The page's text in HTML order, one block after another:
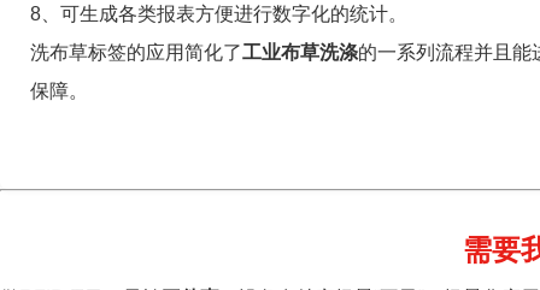
8、可生成各类报表方便进行数字化的统计。
洗布草标签的应用简化了工业布草洗涤的一系列流程并且能
保障。
需要